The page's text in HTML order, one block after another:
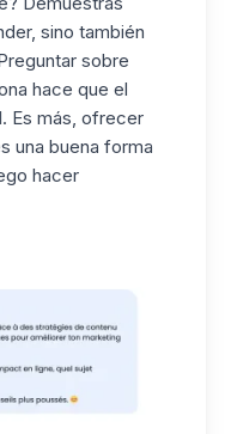
sino también
sobre
hace que el
Es más, ofrecer
una buena forma
hacer